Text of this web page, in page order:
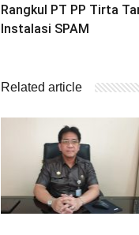
Rangkul PT PP Tirta
Instalasi SPAM
Related article